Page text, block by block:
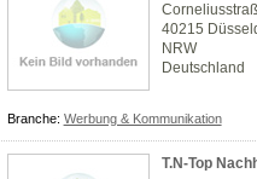
40215
NRW
Deutschland
Branche: Werbung & Kommunikation
T.N-Top